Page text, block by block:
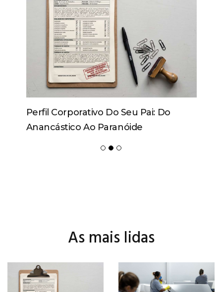
Perfil Corporativo Do Seu Pai: Do
Anancástico Ao Paranóide
As mais lidas